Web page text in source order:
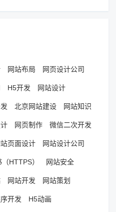
网站布局 网页设计公司
H5开发 网站设计
北京网站建设 网站知识
网页制作 微信二次开发
站页面设计 网站设计公司
HTTPS） 网站安全
网站开发 网站策划
开发 H5动画